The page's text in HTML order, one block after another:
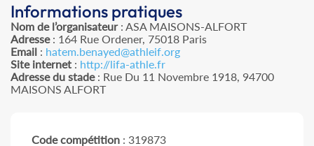
Informations pratiques
Nom de l’organisateur: ASA MAISONS-ALFORT
Adresse: 164 Rue Ordener, 75018 Paris
Email : hatem.benayed@athleif.org
Site internet : http://lifa-athle.fr
Adresse du stade: Rue Du 11 Novembre 1918, 94700
MAISONS ALFORT
Code compétition : 319873